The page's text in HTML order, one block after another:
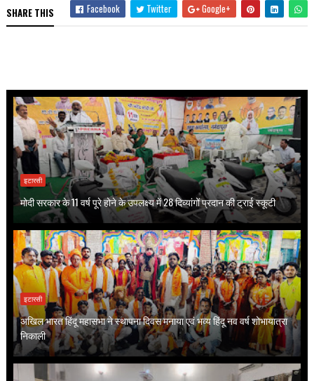
SHARE THIS Facebook Twitter Google+
इटारसी
मोदी सरकार के 11 वर्ष पूरे होने के उपलक्ष्य में 28 दिव्यांगों प्रदान की ट्राई स्कूटी
इटारसी
अखिल भारत हिंदू महासभा ने स्थापना दिवस मनाया एवं भव्य हिंदू नव वर्ष शोभायात्रा
निकाली